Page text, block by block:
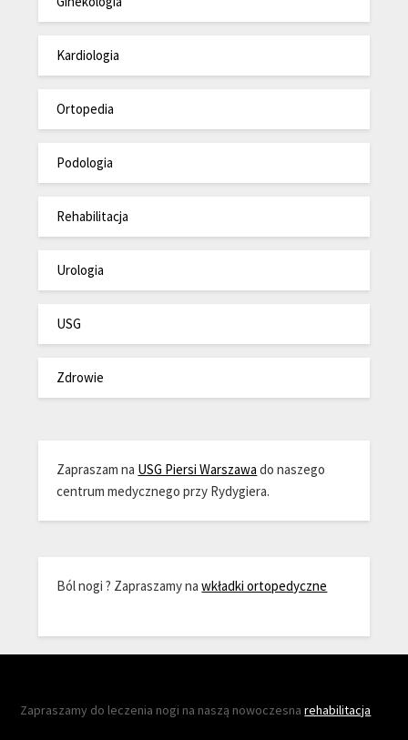
Kardiologia
Ortopedia
Podologia
Rehabilitacja
Urologia
USG
Zdrowie
Zapraszam na USG Piersi Warszawa do naszego
centrum medycznego przy Rydygiera.
Ból nogi ? Zapraszamy nawkładki ortopedyczne
Zapraszamy do leczenia nogi na naszą nowoczesnarehabilitacja